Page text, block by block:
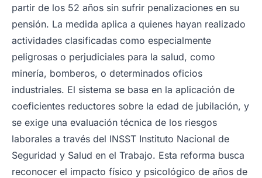
partir de los 52 años sin sufrir penalizaciones en su
pensión. La medida aplica a quienes hayan realizado
actividades clasificadas como especialmente
peligrosas o perjudiciales para la salud, como
minería, bomberos, o determinados oficios
industriales. El sistema se basa en la aplicación de
coeficientes reductores sobre la edad de jubilación, y
se exige una evaluación técnica de los riesgos
laborales a través del INSST Instituto Nacional de
Seguridad y Salud en el Trabajo. Esta reforma busca
reconocer el impacto físico y psicológico de años de